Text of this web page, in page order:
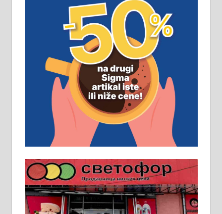
замена. 064/21-63-584
ПОСЛОВНИ ОГЛАСИ
Рудник и флотација Рудник
д.о.о. Рудник запошљава 20
помоћника рудара. Услови:
Основна школа, пожељно радно
искуство на истим и сличним
пословима, али не и неопходан
услов. Обезбеђен смештај,
превоз, исхрана. 032/57-41-122 –
локал 22
Пружам услуге завршних радова
у грађевини, хидроизолације и
молерских радова. 061/25-28-058